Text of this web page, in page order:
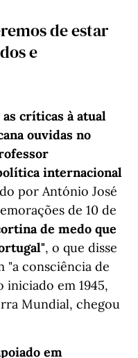
de estar
e
críticas à atual
ouvidas no
internacional
por António José
de 10 de
de medo que
, o que disse
"a consciência de
em 1945,
Mundial, chegou
em